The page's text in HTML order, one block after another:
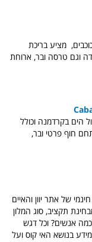
נהדר עם אווירה מצויינת שבקרדמנה בדירוג 5 כוכבים, מציע בריכת
וגם טרסה ובר, ארוחת
של 5 כוכבים, שוכן מול הים בקרדמנה וכולל
חוף פרטי ובר,
של אתר יוון והאיים
תקציב, סוג המלון
אנשים? וכל דגש
בנושא האי קוס ועל